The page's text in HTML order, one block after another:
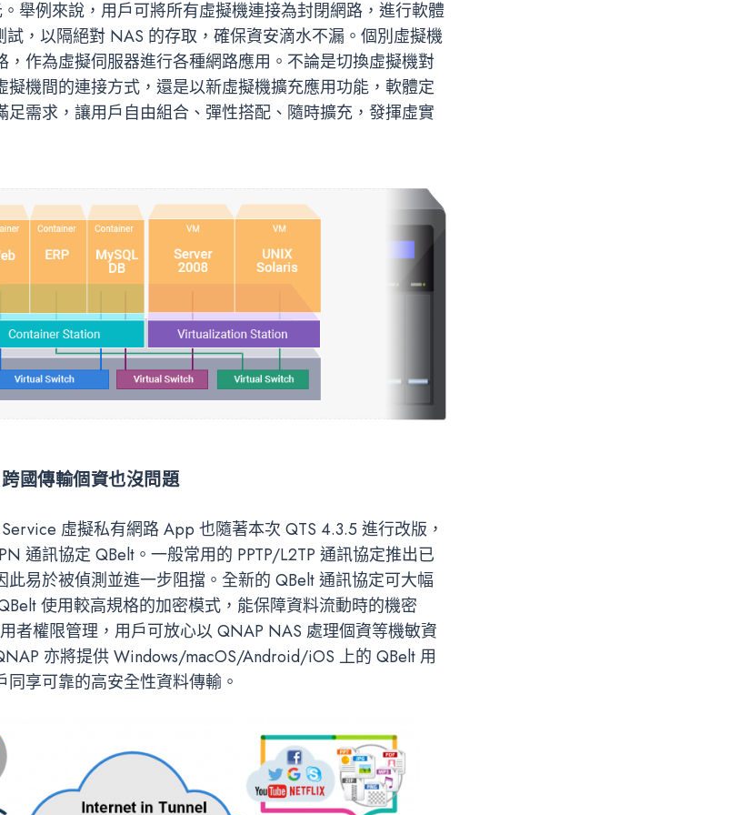
舉例來說，用戶可將所有虛擬機連接為封閉網路，進行軟體
試，以隔絕對 NAS 的存取，確保資安滴水不漏。個別虛擬機
，作為虛擬伺服器進行各種網路應用。不論是切換虛擬機對
擬機間的連接方式，還是以新虛擬機擴充應用功能，軟體定
足需求，讓用戶自由組合、彈性搭配、隨時擴充，發揮虛實
跨國傳輸個資也沒問題
虛擬私有網路 App 也隨著本次 QTS 4.3.5 進行改版，
通訊協定 QBelt。一般常用的 PPTP/L2TP 通訊協定推出已
此易於被偵測並進一步阻擋。全新的 QBelt 通訊協定可大幅
使用較高規格的加密模式，能保障資料流動時的機密
者權限管理，用戶可放心以 QNAP NAS 處理個資等機敏資
亦將提供 Windows/macOS/Android/iOS 上的 QBelt 用
享可靠的高安全性資料傳輸。